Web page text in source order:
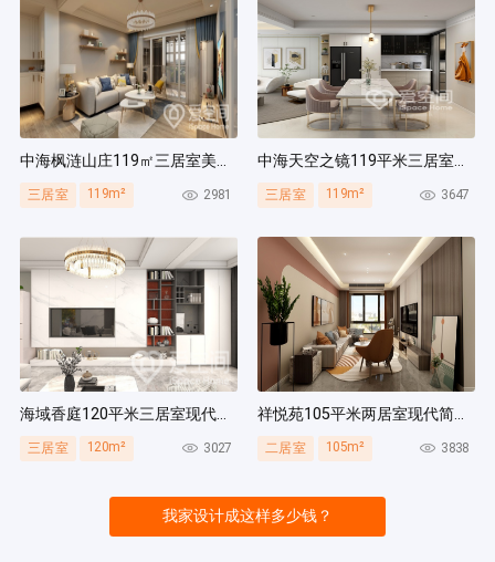
中海枫涟山庄119㎡三居室美式风装修案例
三居室 119m² 2981
中海天空之镜119平米三居室北欧风装修案例
三居室 119m² 3647
海域香庭120平米三居室现代简约风装修案例
三居室 120m² 3027
祥悦苑105平米两居室现代简约风装修案例
二居室 105m² 3838
我家设计成这样多少钱？